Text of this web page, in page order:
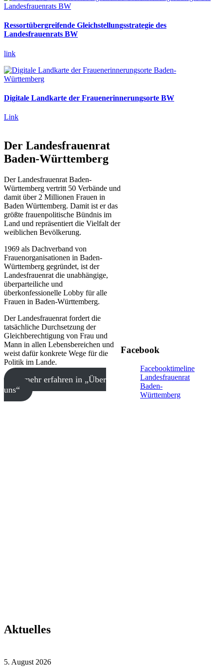
Ressortübergreifende Gleichstellungsstrategie des
Landesfrauenrats BW
link
Digitale Landkarte der Frauenerinnerungsorte BW
Link
Der Landesfrauenrat
Baden-Württemberg
Der Landesfrauenrat Baden-
Württemberg vertritt 50 Verbände und
damit über 2 Millionen Frauen in
Baden Württemberg. Damit ist er das
größte frauenpolitische Bündnis im
Land und repräsentiert die Vielfalt der
weiblichen Bevölkerung.
1969 als Dachverband von
Frauenorganisationen in Baden-
Württemberg gegründet, ist der
Landesfrauenrat die unabhängige,
überparteiliche und
überkonfessionelle Lobby für alle
Frauen in Baden-Württemberg.
Der Landesfrauenrat fordert die
tatsächliche Durchsetzung der
Gleichberechtigung von Frau und
Mann in allen Lebensbereichen und
weist dafür konkrete Wege für die
Politik im Lande.
» mehr erfahren in „Über
uns“
Facebook
Facebooktimeline
Landesfrauenrat
Baden-
Württemberg
Aktuelles
5. August 2026